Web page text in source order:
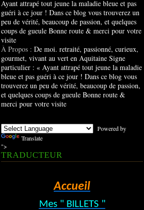
À Propos : De moi. retraité, passionné, curieux,
gourmet, vivant au vert en Aquitaine Signe
particulier : « Ayant attrapé tout jeune la maladie
bleue et pas guéri à ce jour ! Dans ce blog vous
trouverez un peu de vérité, beaucoup de passion,
et quelques coups de gueule Bonne route &
merci pour votre visite
Powered by
Translate
">
TRADUCTEUR
Accueil
Mes " BILLETS "